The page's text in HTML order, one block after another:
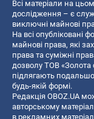
Всі матеріали на
дослідження – є
виключні майнові
На всі опубліковані
майнові права, які
права та суміжні
дозволу ТОВ «Золота
підлягають
будь-якій формі.
Редакція OBOZ.UA
авторському
в рекламних